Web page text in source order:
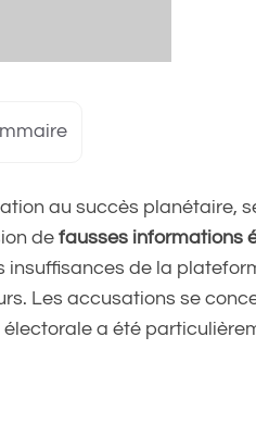
au succès planétaire,
de fausses informations
insuffisances de la
Les accusations se
a été